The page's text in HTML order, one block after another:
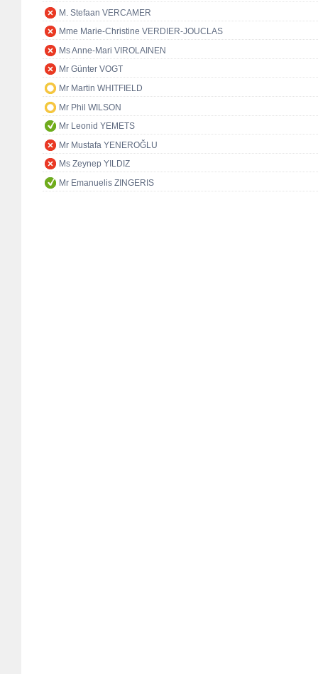
M. Stefaan VERCAMER
Mme Marie-Christine VERDIER-JOUCLAS
Ms Anne-Mari VIROLAINEN
Mr Günter VOGT
Mr Martin WHITFIELD
Mr Phil WILSON
Mr Leonid YEMETS
Mr Mustafa YENEROĞLU
Ms Zeynep YILDIZ
Mr Emanuelis ZINGERIS